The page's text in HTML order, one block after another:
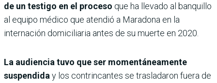
de un testigo en el proceso que ha llevado al banquillo
al equipo médico que atendió a Maradona en la
internación domiciliaria antes de su muerte en 2020.
La audiencia tuvo que ser momentáneamente
suspendida y los contrincantes se trasladaron fuera de